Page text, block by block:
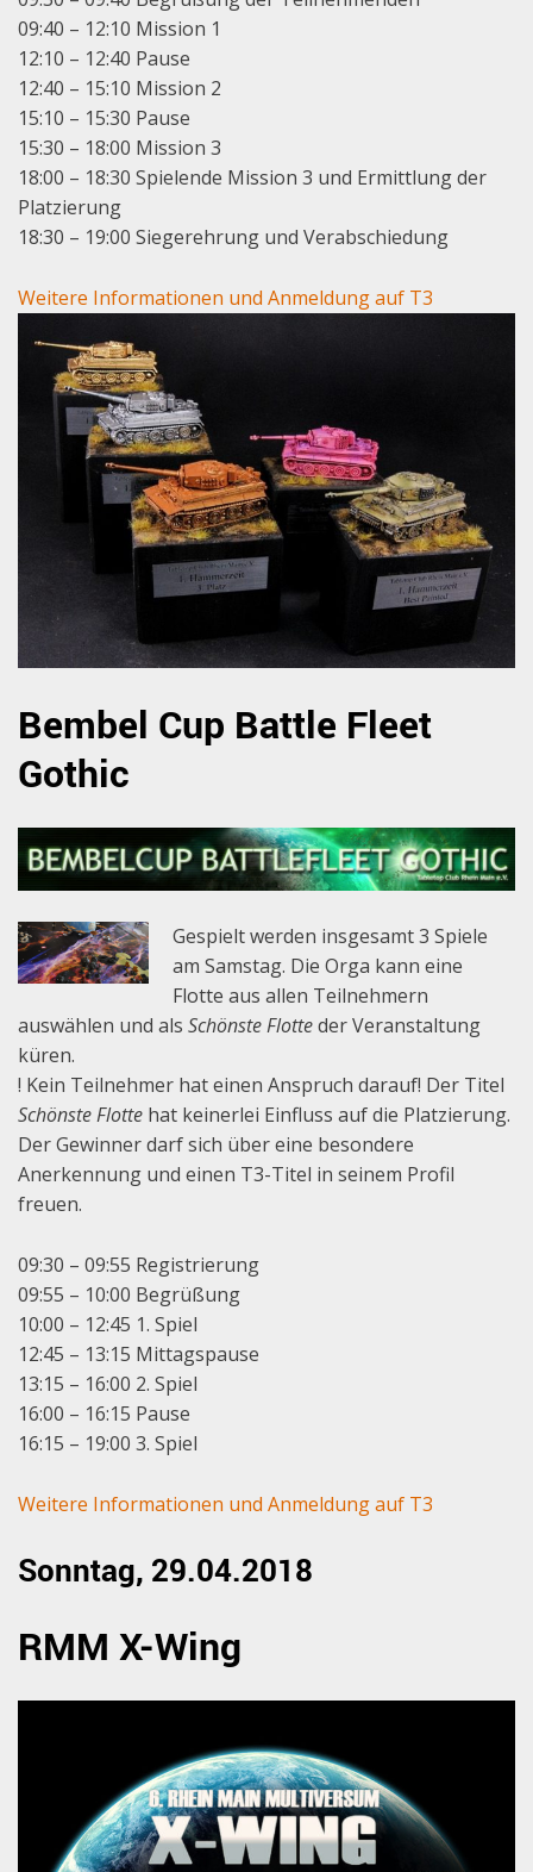
09:40 – 12:10 Mission 1
12:10 – 12:40 Pause
12:40 – 15:10 Mission 2
15:10 – 15:30 Pause
15:30 – 18:00 Mission 3
18:00 – 18:30 Spielende Mission 3 und Ermittlung der
Platzierung
18:30 – 19:00 Siegerehrung und Verabschiedung
Weitere Informationen und Anmeldung auf T3
Bembel Cup Battle Fleet
Gothic
Gespielt werden insgesamt 3 Spiele
am Samstag. Die Orga kann eine
Flotte aus allen Teilnehmern
auswählen und als Schönste Flotteder Veranstaltung
küren.
! Kein Teilnehmer hat einen Anspruch darauf! Der Titel
Schönste Flotte hat keinerlei Einfluss auf die Platzierung.
Der Gewinner darf sich über eine besondere
Anerkennung und einen T3-Titel in seinem Profil
freuen.
09:30 – 09:55 Registrierung
09:55 – 10:00 Begrüßung
10:00 – 12:45 1. Spiel
12:45 – 13:15 Mittagspause
13:15 – 16:00 2. Spiel
16:00 – 16:15 Pause
16:15 – 19:00 3. Spiel
Weitere Informationen und Anmeldung auf T3
Sonntag, 29.04.2018
RMM X-Wing